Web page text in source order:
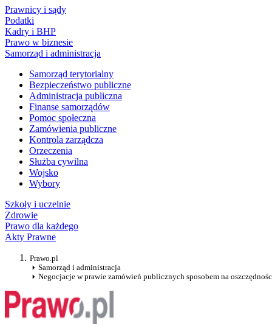
Prawnicy i sądy
Podatki
Kadry i BHP
Prawo w biznesie
Samorząd i administracja
Samorząd terytorialny
Bezpieczeństwo publiczne
Administracja publiczna
Finanse samorządów
Pomoc społeczna
Zamówienia publiczne
Kontrola zarządcza
Orzeczenia
Służba cywilna
Wojsko
Wybory
Szkoły i uczelnie
Zdrowie
Prawo dla każdego
Akty Prawne
Prawo.pl
Samorząd i administracja
Negocjacje w prawie zamówień publicznych sposobem na